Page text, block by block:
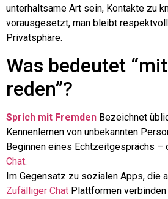
unterhaltsame Art sein, Kontakte zu
vorausgesetzt, man bleibt
Privatsphäre.
Was bedeutet
reden”?
Sprich mit Fremden Bezeichnet
Kennenlernen von unbekannten
Beginnen eines Echtzeitgesprächs –
Chat.
Im Gegensatz zu sozialen Apps, die
Zufälliger Chat Plattformen